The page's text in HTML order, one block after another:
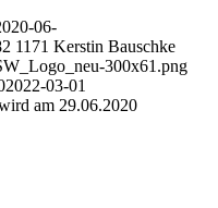
06-
1171 Kerstin Bauschke
300x61.png
2022-03-01
am 29.06.2020